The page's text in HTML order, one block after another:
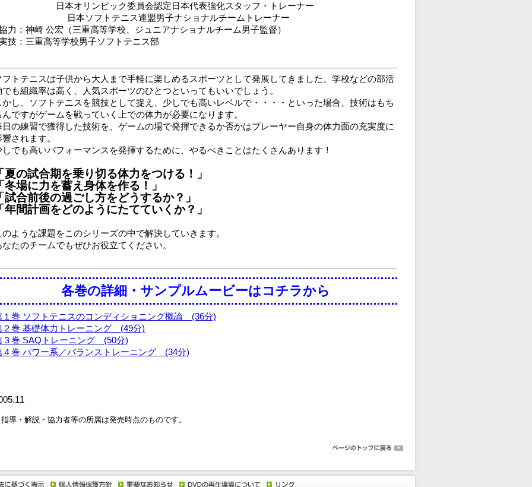
本オリンピック委員会認定日本代表強化スタッフ・トレーナー
本ソフトテニス連盟男子ナショナルチームトレーナー
力：神崎 公宏（三重高等学校、ジュニアナショナルチーム男子監督）
技：三重高等学校男子ソフトテニス部
フトテニスは子供から大人まで手軽に楽しめるスポーツとして発展してきました。学校などの部活
でも組織率は高く、人気スポーツのひとつといってもいいでしょう。
かし、ソフトテニスを競技として捉え、少しでも高いレベルで・・・・といった場合、技術はもち
んですがゲームを戦っていく上での体力が必要になります。
日の練習で獲得した技術を、ゲームの場で発揮できるか否かはプレーヤー自身の体力面の充実度に
響されます。
しでも高いパフォーマンスを発揮するために、やるべきことはたくさんあります！
夏の試合期を乗り切る体力をつける！」
冬場に力を蓄え身体を作る！」
試合前後の過ごし方をどうするか？」
年間計画をどのようにたてていくか？」
のような課題をこのシリーズの中で解決していきます。
なたのチームでもぜひお役立てください。
各巻の詳細・サンプルムービーはコチラから
１巻 ソフトテニスのコンディショニング概論 (36分)
２巻 基礎体力トレーニング (49分)
３巻 SAQトレーニング (50分)
４巻 パワー系／バランストレーニング (34分)
導・解説・協力者等の所属は発売時点のものです。